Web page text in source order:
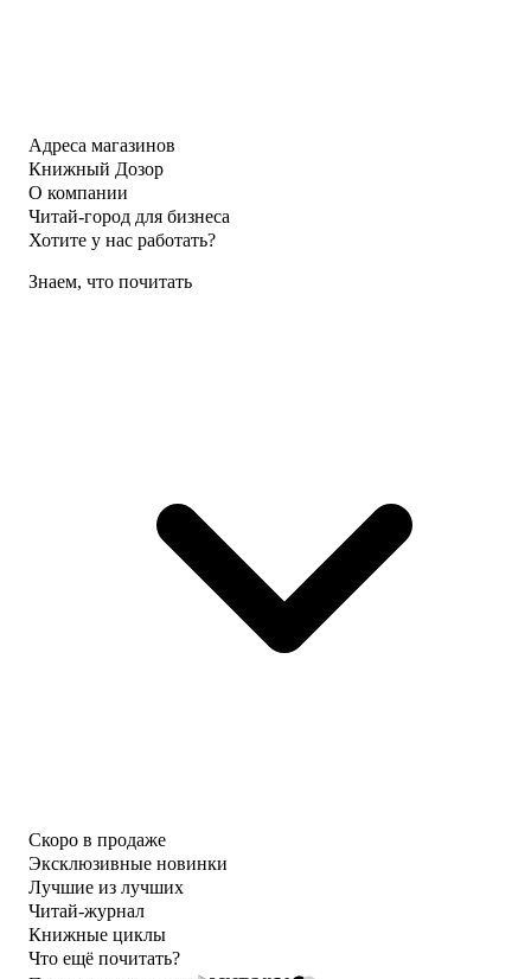
Адреса магазинов
Книжный Дозор
О компании
Читай-город для бизнеса
Хотите у нас работать?
Знаем, что почитать
Скоро в продаже
Эксклюзивные новинки
Лучшие из лучших
Читай-журнал
Книжные циклы
Что ещё почитать?